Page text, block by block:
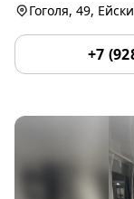
Гоголя, 49,
+7